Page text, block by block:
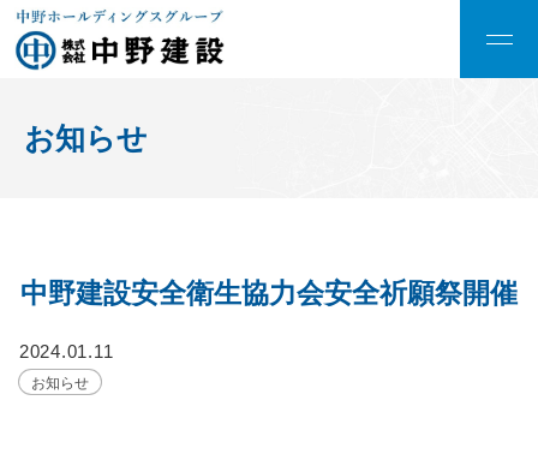
お知らせ
中野建設安全衛生協力会安全祈願祭開催
2024.01.11
お知らせ